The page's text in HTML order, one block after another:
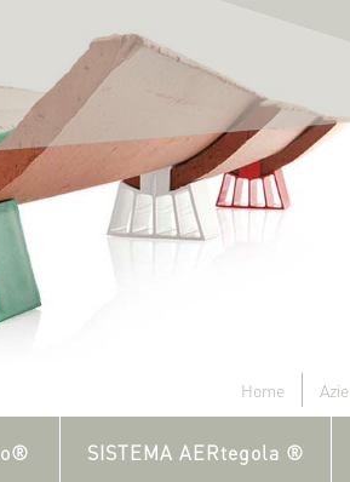
Home
SISTEMA AERtegola ®